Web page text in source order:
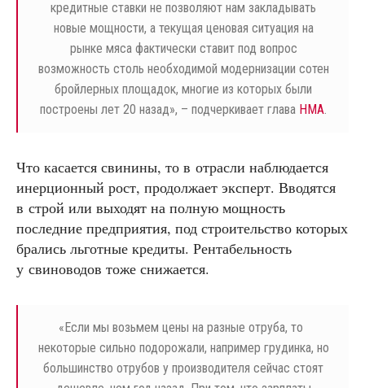
кредитные ставки не позволяют нам закладывать
новые мощности, а текущая ценовая ситуация на
рынке мяса фактически ставит под вопрос
возможность столь необходимой модернизации сотен
бройлерных площадок, многие из которых были
построены лет 20 назад», – подчеркивает глава НМА.
Что касается свинины, то в отрасли наблюдается
инерционный рост, продолжает эксперт. Вводятся
в строй или выходят на полную мощность
последние предприятия, под строительство которых
брались льготные кредиты. Рентабельность
у свиноводов тоже снижается.
« Если мы возьмем цены на разные отруба, то
некоторые сильно подорожали, например грудинка, но
большинство отрубов у производителя сейчас стоят